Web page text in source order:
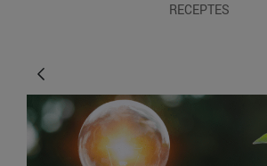
RECEPTES